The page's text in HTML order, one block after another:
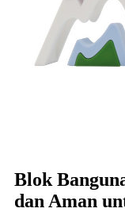
Blok
dan Aman